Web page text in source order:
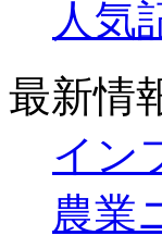
人気
最新情
イン
農業